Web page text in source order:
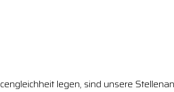
legen, sind unsere